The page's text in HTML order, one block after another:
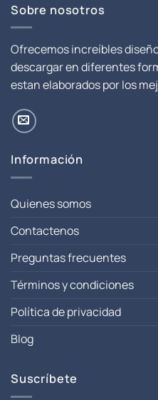
Sobre nosotros
Ofrecemos increíbles
descargar en diferentes
estan elaborados por los
Información
Quienes somos
Contactenos
Preguntas frecuentes
Términos y condiciones
Política de privacidad
Blog
Suscríbete